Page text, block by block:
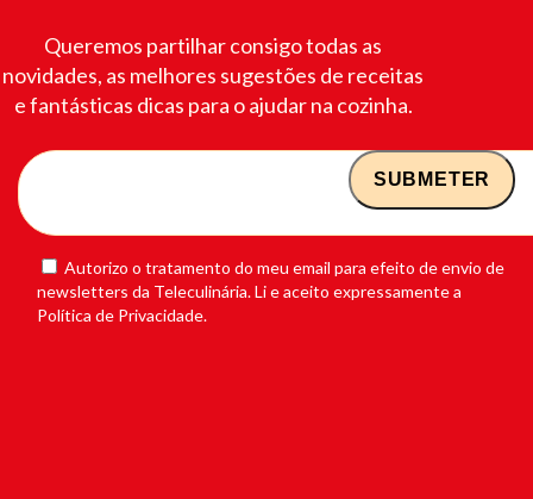
Queremos partilhar consigo todas as
novidades, as melhores sugestões de receitas
e fantásticas dicas para o ajudar na cozinha.
Autorizo o tratamento do meu email para efeito de envio de
newsletters da Teleculinária. Li e aceito expressamente a
Política de Privacidade.